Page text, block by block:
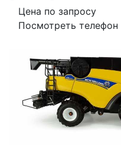
Цена по запросу
Посмотреть телефон